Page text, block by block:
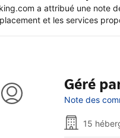
a attribué une note
et les services
Géré
Note des
15